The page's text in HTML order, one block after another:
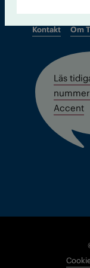
Kontakt Om
Läs
Accent